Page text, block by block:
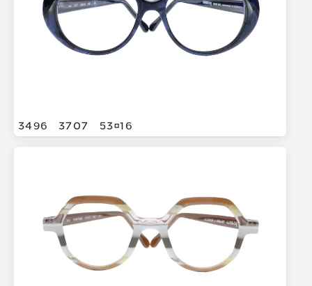
3496 3707 5316